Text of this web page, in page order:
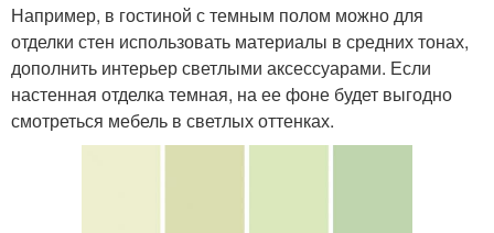
Например, в гостиной с темным полом можно для
отделки стен использовать материалы в средних тонах,
дополнить интерьер светлыми аксессуарами. Если
настенная отделка темная, на ее фоне будет выгодно
смотреться мебель в светлых оттенках.